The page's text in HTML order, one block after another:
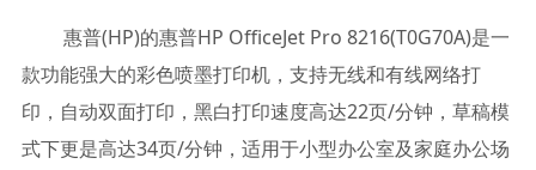
惠普(HP)的惠普HP OfficeJet Pro 8216(T0G70A)是一
款功能强大的彩色喷墨打印机，支持无线和有线网络打
印，自动双面打印，黑白打印速度高达22页/分钟，草稿模
式下更是高达34页/分钟，适用于小型办公室及家庭办公场